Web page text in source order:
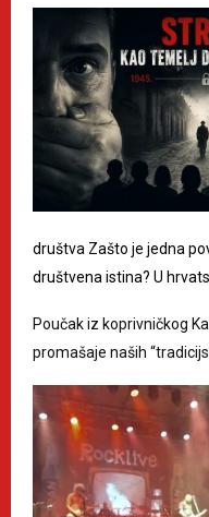
društva Zašto je jedna
društvena istina? U
Poučak iz koprivničkog
promašaje naših